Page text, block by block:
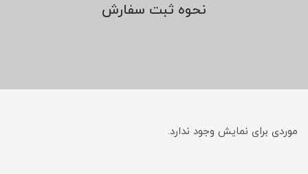
نحوه ثبت سفارش
موردی برای نمایش وجود ندارد.